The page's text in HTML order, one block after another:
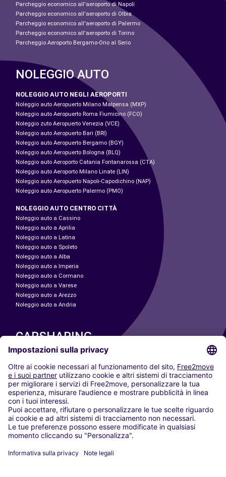
Parcheggio economico all'aeroporto di Napoli
Parcheggio economico all'aeroporto di Olbia
Parcheggio economico all'aeroporto di Palermo
Parcheggio economico all'aeroporto di Torino
Parcheggio Aeroporto Bergamo-Orio al Serio
NOLEGGIO AUTO
NOLEGGIO AUTO NEGLI AEROPORTI
Noleggio auto Aeropuerto Milano Malpensa (MXP)
Noleggio auto Aeropuerto Roma Fiumicino (FCO)
Noleggio zuto Aeropuerto Venezia (VCE)
Noleggio auto Aeropuerto Bari (BRI)
Noleggio auto Aeropuerto Bergamo (BGY)
Noleggio auto Aeropuerto Bologna (BLQ)
Noleggio auto Aeroporto Catania Fontanarossa (CTA)
Noleggio auto Aeroporto Milano Linate (LIN)
Noleggio auto Aeropuerto Napoli-Capodichino (NAP)
Noleggio auto Aeropuerto Palermo (PMO)
NOLEGGIO AUTO CENTRO CITTÀ
Noleggio auto a Cassino
Noleggio auto a Aprilia
Noleggio auto a Latina
Noleggio auto a Spoleto
Noleggio auto a Alba
Noleggio auto a Imperia
Noleggio auto a Cormano
Noleggio auto a Varese
Noleggio auto a Arezzo
Noleggio auto a Andria
CARSHARING
LE NOSTRE CITTÀ
Paris
Madrid
Washington DC
Milano
Roma
Torino
Vienna
Berlino
Düsseldorf